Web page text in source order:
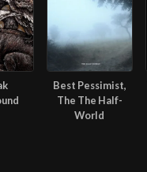
Best Pessimist,
The The Half-
World